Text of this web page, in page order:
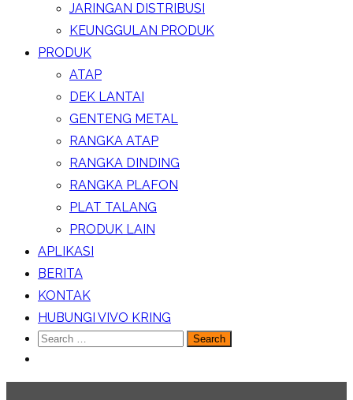
JARINGAN DISTRIBUSI
KEUNGGULAN PRODUK
PRODUK
ATAP
DEK LANTAI
GENTENG METAL
RANGKA ATAP
RANGKA DINDING
RANGKA PLAFON
PLAT TALANG
PRODUK LAIN
APLIKASI
BERITA
KONTAK
HUBUNGI VIVO KRING
Search